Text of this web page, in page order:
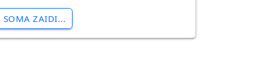
SOMA ZAIDI...